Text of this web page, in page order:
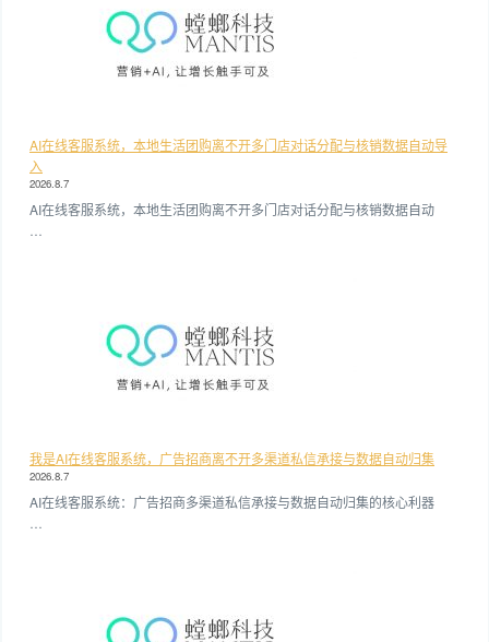
AI在线客服系统，本地生活团购离不开多门店对话分配与核销数据自动导
入
2026.8.7
AI在线客服系统，本地生活团购离不开多门店对话分配与核销数据自动
我是AI在线客服系统，广告招商离不开多渠道私信承接与数据自动归集
2026.8.7
AI在线客服系统：广告招商多渠道私信承接与数据自动归集的核心利器